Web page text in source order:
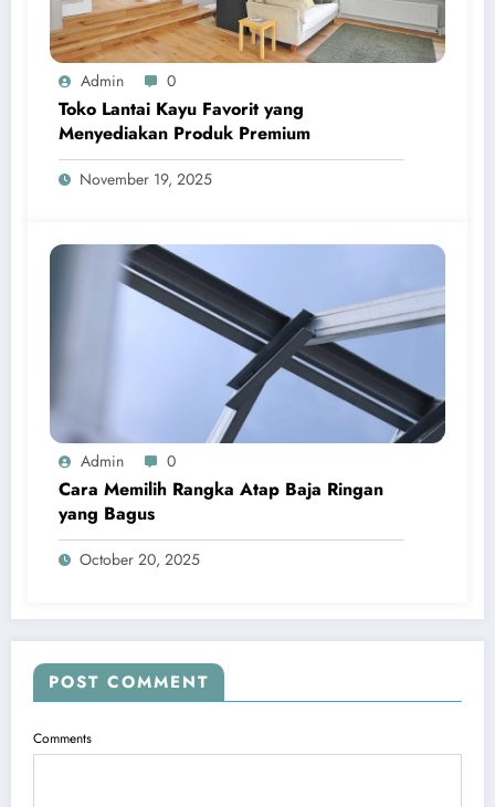
Admin 0
Toko Lantai Kayu Favorit yang
Menyediakan Produk Premium
November 19, 2025
Admin 0
Cara Memilih Rangka Atap Baja Ringan
yang Bagus
October 20, 2025
POST COMMENT
Comments